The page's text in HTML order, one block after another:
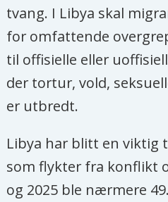
tvang. I Libya skal
for omfattende
til offisielle eller
der tortur, vold,
er utbredt.
Libya har blitt en
som flykter fra konflikt
og 2025 ble nærmere